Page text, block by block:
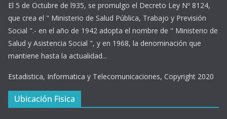
El 5 de Octubre de l935, se promulgo el Decreto Ley Nº 8124,
que crea el " Ministerio de Salud Pública, Trabajo y Previsión
Social ".- en el año de 1942 adopta el nombre de " Ministerio de
Salud y Asistencia Social ", y en 1968, la denominación que
mantiene hasta la actualidad...
Estadistica, Informatica y Telecomunicaciones, Copyright 2020
Ubicación Fisica